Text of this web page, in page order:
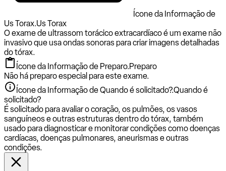
Ícone da Informação de
Us Torax.Us Torax
O exame de ultrassom torácico extracardíaco é um exame não
invasivo que usa ondas sonoras para criar imagens detalhadas
do tórax.
Ícone da Informação de Preparo.Preparo
Não há preparo especial para este exame.
Ícone da Informação de Quando é solicitado?.Quando é
solicitado?
É solicitado para avaliar o coração, os pulmões, os vasos
sanguíneos e outras estruturas dentro do tórax, também
usado para diagnosticar e monitorar condições como doenças
cardíacas, doenças pulmonares, aneurismas e outras
condições.